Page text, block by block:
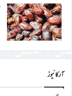
آرکائیوز